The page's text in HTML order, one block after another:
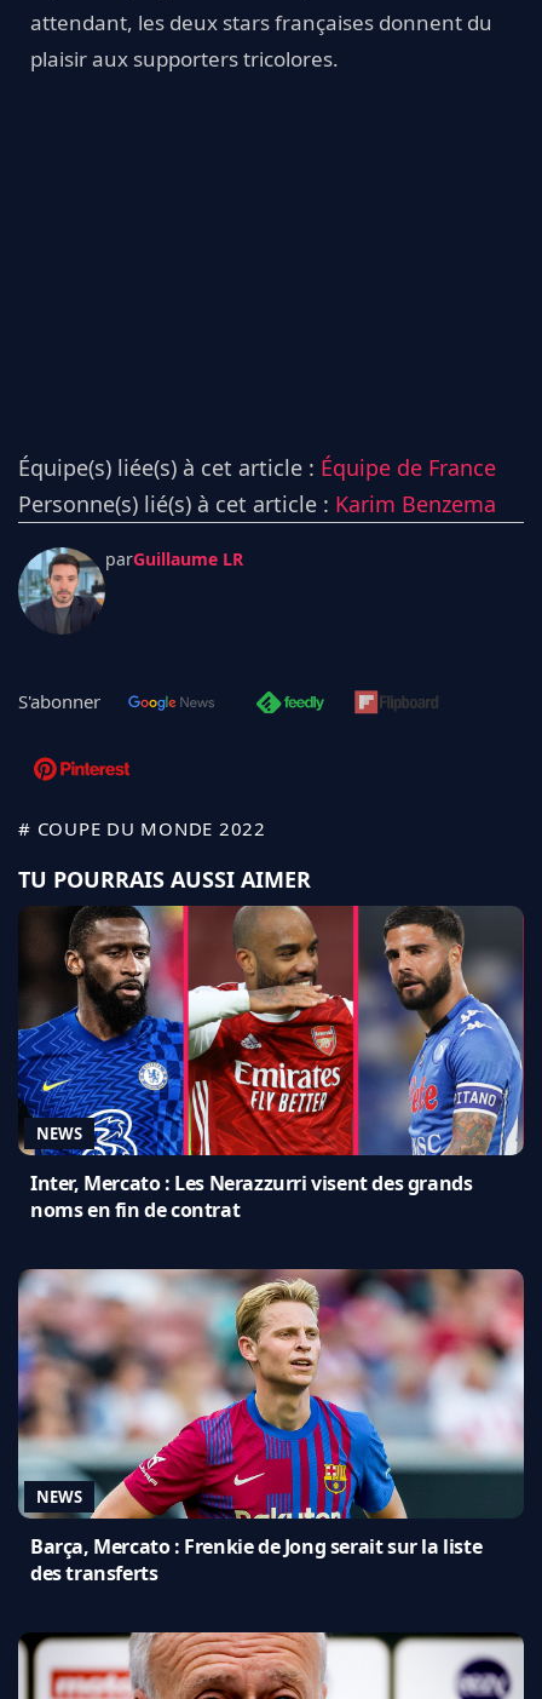
attendant, les deux stars françaises donnent du
plaisir aux supporters tricolores.
Équipe(s) liée(s) à cet article : Équipe de France
Personne(s) lié(s) à cet article : Karim Benzema
parGuillaume LR
S'abonner
# COUPE DU MONDE 2022
TU POURRAIS AUSSI AIMER
NEWS
Inter, Mercato : Les Nerazzurri visent des grands
noms en fin de contrat
NEWS
Barça, Mercato : Frenkie de Jong serait sur la liste
des transferts